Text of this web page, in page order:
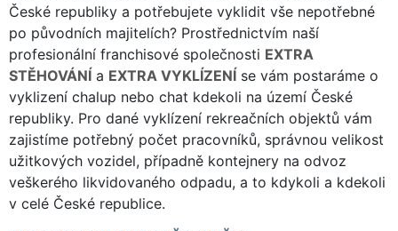
České republiky a potřebujete vyklidit vše nepotřebné
po původních majitelích? Prostřednictvím naší
profesionální franchisové společnosti EXTRA
STĚHOVÁNÍ a EXTRA VYKLÍZENÍ se vám postaráme o
vyklizení chalup nebo chat kdekoli na území České
republiky. Pro dané vyklízení rekreačních objektů vám
zajistíme potřebný počet pracovníků, správnou velikost
užitkových vozidel, případně kontejnery na odvoz
veškerého likvidovaného odpadu, a to kdykoli a kdekoli
v celé České republice.